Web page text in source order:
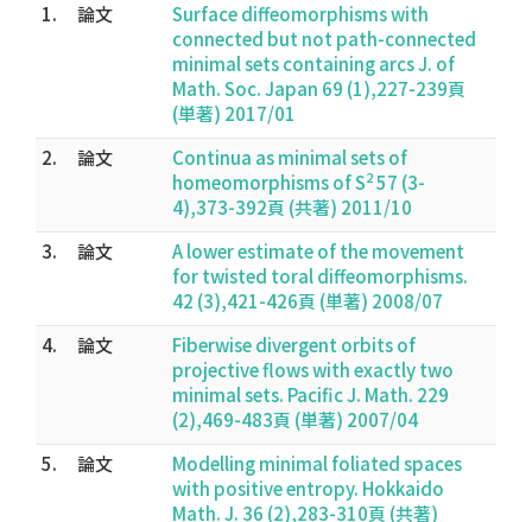
1.
論文
Surface diffeomorphisms with
connected but not path-connected
minimal sets containing arcs J. of
Math. Soc. Japan 69 (1),227-239頁
(単著) 2017/01
2.
論文
Continua as minimal sets of
homeomorphisms of S257 (3-
4),373-392頁 (共著) 2011/10
3.
論文
A lower estimate of the movement
for twisted toral diffeomorphisms.
42 (3),421-426頁 (単著) 2008/07
4.
論文
Fiberwise divergent orbits of
projective flows with exactly two
minimal sets. Pacific J. Math. 229
(2),469-483頁 (単著) 2007/04
5.
論文
Modelling minimal foliated spaces
with positive entropy. Hokkaido
Math. J. 36 (2),283-310頁 (共著)